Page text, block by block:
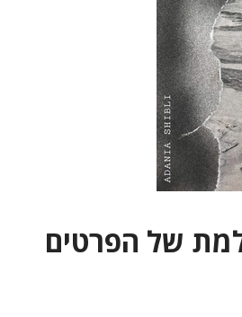
של הפרטים